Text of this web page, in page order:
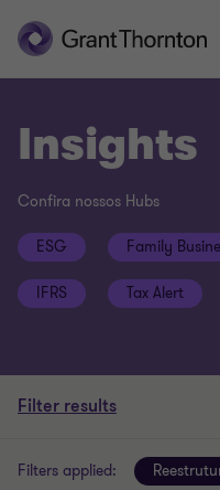
Insights
Confira nossos Hubs
ESG Family
IFRS Tax Alert
Filter results
Filters applied: